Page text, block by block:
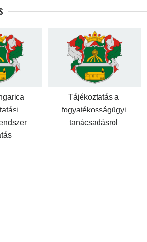
Tájékoztatás a
fogyatékosságügyi
tanácsadásról